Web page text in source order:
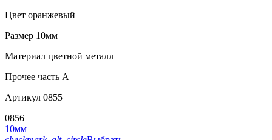
Цвет оранжевый
Размер 10мм
Материал цветной металл
Прочее часть A
Артикул 0855
0856
10мм